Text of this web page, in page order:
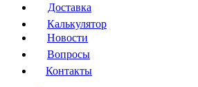
Доставка
Калькулятор
Новости
Вопросы
Контакты